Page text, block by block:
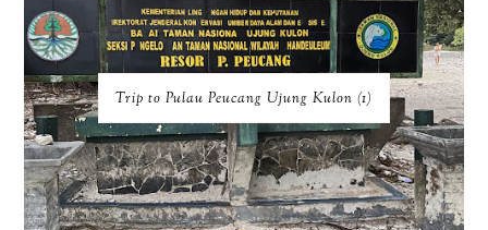
Trip to Pulau Peucang Ujung Kulon (1)